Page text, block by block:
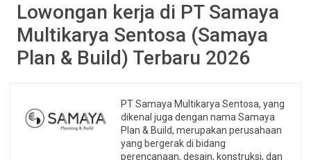
Lowongan kerja di PT Samaya
Multikarya Sentosa (Samaya
Plan & Build) Terbaru 2026
PT Samaya Multikarya Sentosa, yang
dikenal juga dengan nama Samaya
Plan & Build, merupakan perusahaan
yang bergerak di bidang
perencanaan, desain, konstruksi, dan